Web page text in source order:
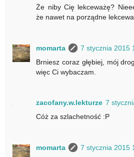
Że niby Cię lekceważę?
że nawet na porządne
momarta
7 stycznia 2015
Brniesz coraz głębiej, mój
więc Ci wybaczam.
zacofany.w.lekturze 7
Cóż za szlachetność :P
momarta
7 stycznia 2015